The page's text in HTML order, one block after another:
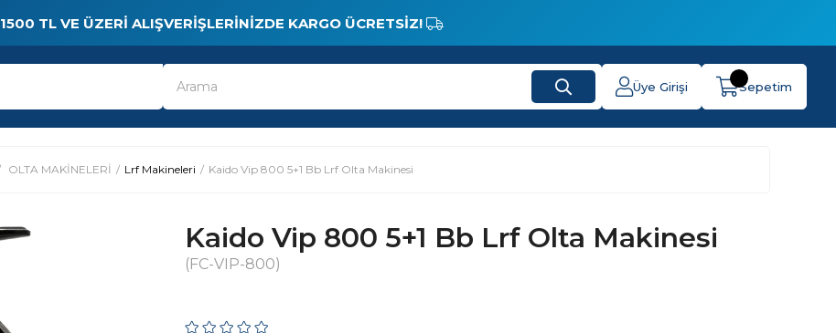
1500 TL VE ÜZERI ALIŞVERIŞLERINIZDE KARGO ÜCRETSIZ!
Üye Girişi Sepetim
OLTA MAKİNELERİ Lrf Makineleri Kaido Vip 800 5+1 Bb Lrf Olta Makinesi
Kaido Vip 800 5+1 Bb Lrf Olta Makinesi
(FC-VIP-800)